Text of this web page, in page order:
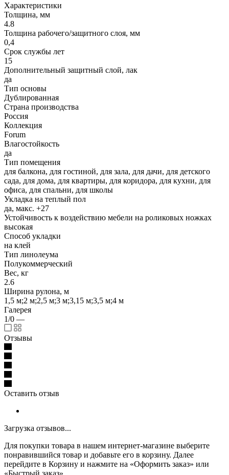
Характеристики
Толщина, мм
4.8
Толщина рабочего/защитного слоя, мм
0,4
Срок службы лет
15
Дополнительный защитный слой, лак
да
Тип основы
Дублированная
Страна производства
Россия
Коллекция
Forum
Влагостойкость
да
Тип помещения
для балкона, для гостиной, для зала, для дачи, для детского
сада, для дома, для квартиры, для коридора, для кухни, для
офиса, для спальни, для школы
Укладка на теплый пол
да, макс. +27
Устойчивость к воздействию мебели на роликовых ножках
высокая
Способ укладки
на клей
Тип линолеума
Полукоммерческий
Вес, кг
2.6
Ширина рулона, м
1,5 м;2 м;2,5 м;3 м;3,15 м;3,5 м;4 м
Галерея
1/0 —
Отзывы
Оставить отзыв
Загрузка отзывов...
Для покупки товара в нашем интернет-магазине выберите
понравившийся товар и добавьте его в корзину. Далее
перейдите в Корзину и нажмите на «Оформить заказ» или
«Быстрый заказ».